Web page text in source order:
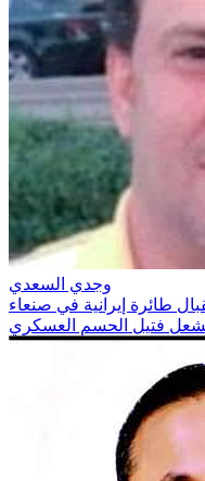
وجدي السعدي
طائرة إيرانية في صنعاء
فتيل الحسم العسكري